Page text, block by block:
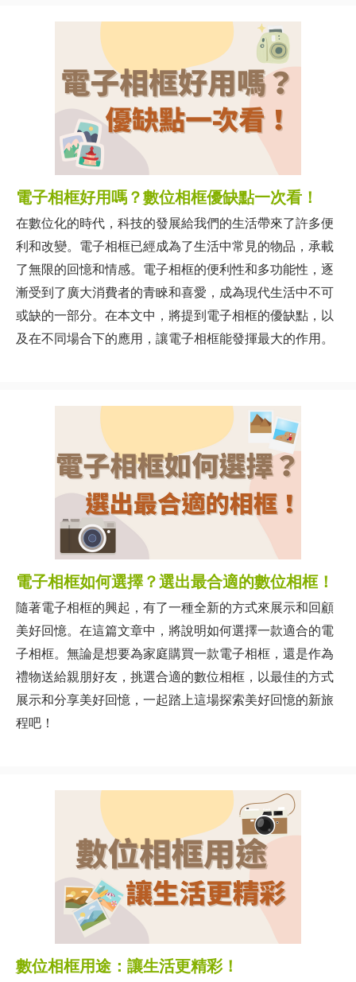
電子相框好用嗎？數位相框優缺點一次看！
在數位化的時代，科技的發展給我們的生活帶來了許多便
利和改變。電子相框已經成為了生活中常見的物品，承載
了無限的回憶和情感。電子相框的便利性和多功能性，逐
漸受到了廣大消費者的青睞和喜愛，成為現代生活中不可
或缺的一部分。在本文中，將提到電子相框的優缺點，以
及在不同場合下的應用，讓電子相框能發揮最大的作用。
電子相框如何選擇？選出最合適的數位相框！
隨著電子相框的興起，有了一種全新的方式來展示和回顧
美好回憶。在這篇文章中，將說明如何選擇一款適合的電
子相框。無論是想要為家庭購買一款電子相框，還是作為
禮物送給親朋好友，挑選合適的數位相框，以最佳的方式
展示和分享美好回憶，一起踏上這場探索美好回憶的新旅
程吧！
數位相框用途：讓生活更精彩！